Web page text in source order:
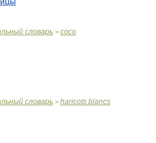
словарь > coco
словарь > haricots blancs